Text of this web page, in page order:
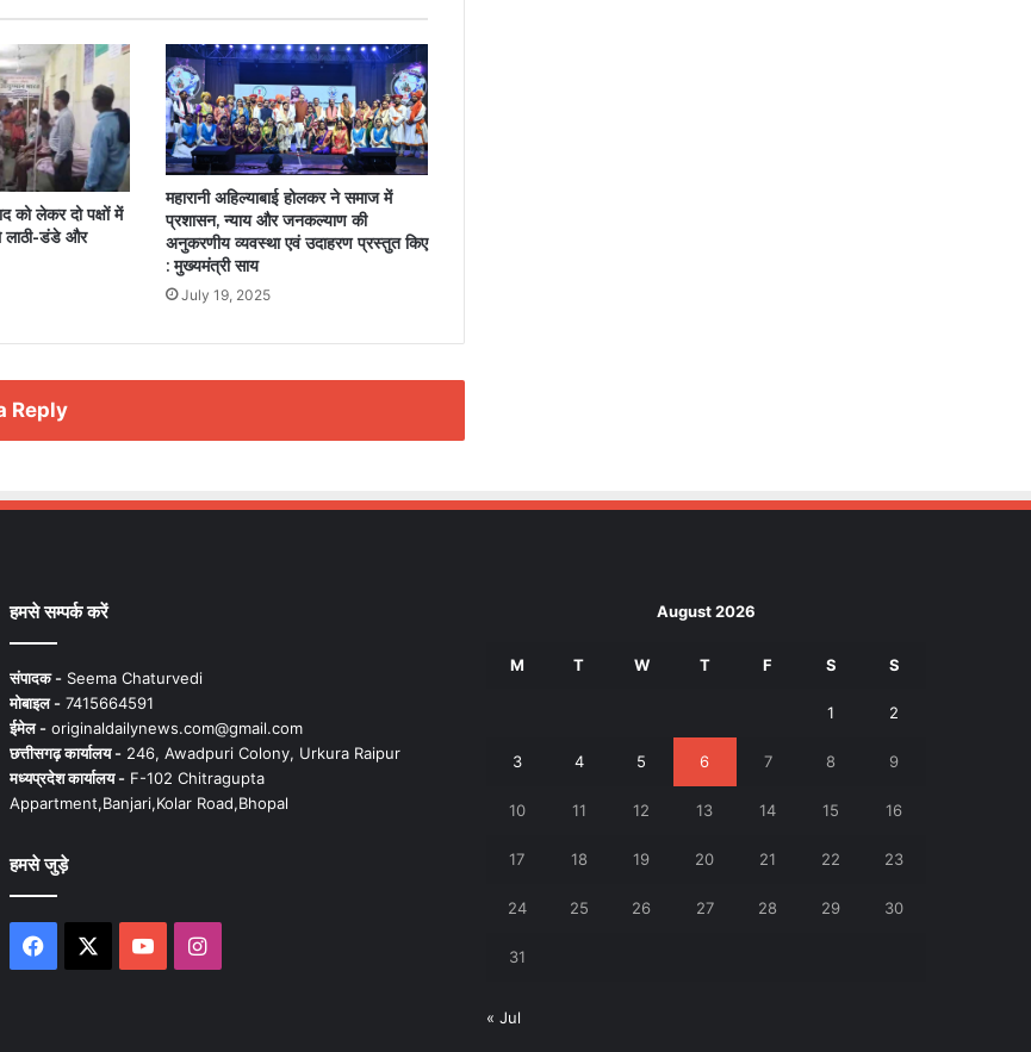
को लेकर दो पक्षों में
लाठी-डंडे और
महारानी अहिल्याबाई होलकर ने समाज में
प्रशासन, न्याय और जनकल्याण की
अनुकरणीय व्यवस्था एवं उदाहरण प्रस्तुत किए
: मुख्यमंत्री साय
July 19, 2025
Reply
हमसे सम्पर्क करें
संपादक -Seema Chaturvedi
मोबाइल -7415664591
ईमेल - originaldailynews.com@gmail.com
छत्तीसगढ़ कार्यालय -246, Awadpuri Colony, Urkura Raipur
मध्यप्रदेश कार्यालय -F-102 Chitragupta
Appartment,Banjari,Kolar Road,Bhopal
हमसे जुड़े
Facebook YouTubeInstagram
August 2026
M T W T F S S
1 2
3 4 5 6 7 8 9
10 11 12 13 14 15 16
17 18 19 20 21 22 23
24 25 26 27 28 29 30
31
« Jul